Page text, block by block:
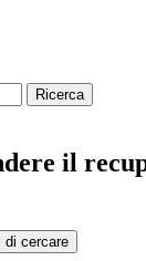
il
di cercare